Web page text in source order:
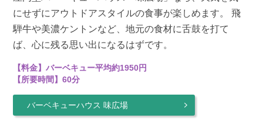
にせずにアウトドアスタイルの食事が楽しめます。 飛
騨牛や美濃ケントンなど、地元の食材に舌鼓を打て
ば、心に残る思い出になるはずです。
【料金】バーベキュー平均約1950円
【所要時間】60分
バーベキューハウス 味広場